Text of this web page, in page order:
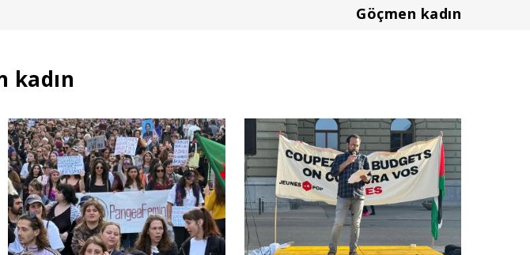
Göçmen kadın
kadın